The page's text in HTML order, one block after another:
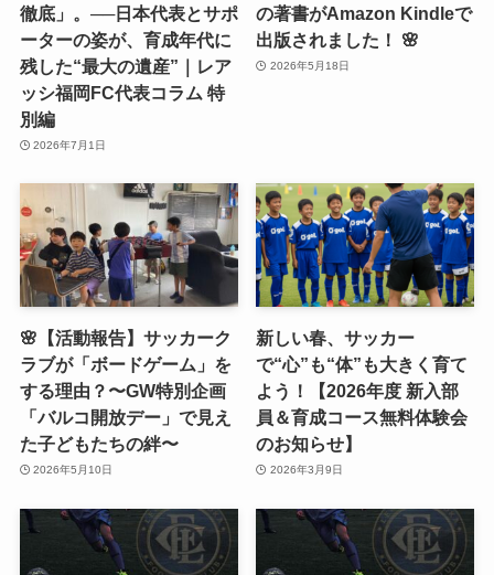
徹底」。──日本代表とサポ
ーターの姿が、育成年代に
残した“最大の遺産”｜レア
ッシ福岡FC代表コラム 特
別編
2026年7月1日
の著書がAmazon Kindleで
出版されました！ 🌸
2026年5月18日
🌸【活動報告】サッカーク
ラブが「ボードゲーム」を
する理由？〜GW特別企画
「バルコ開放デー」で見え
た子どもたちの絆〜
2026年5月10日
新しい春、サッカー
で“心”も“体”も大きく育て
よう！【2026年度 新入部
員＆育成コース無料体験会
のお知らせ】
2026年3月9日